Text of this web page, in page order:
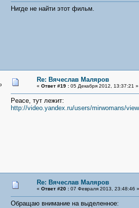
Нигде не найти этот фильм.
Re: Вячеслав Маляров
« Ответ #19 :05 Декабря 2012, 13:37:21 »
Peace, тут лежит:
http://video.yandex.ru/users/mirwomans/
Re: Вячеслав Маляров
« Ответ #20 :07 Февраля 2013, 23:48:46 »
Обращаю внимание на выделенное: